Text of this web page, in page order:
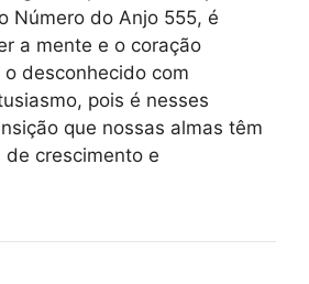
Número do Anjo 555, é
a mente e o coração
desconhecido com
pois é nesses
que nossas almas têm
de crescimento e